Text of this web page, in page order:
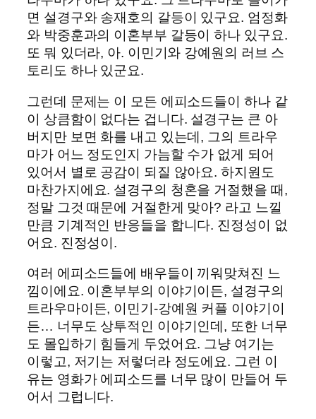
면 설경구와 송재호의 갈등이 있구요. 엄정화
와 박중훈과의 이혼부부 갈등이 하나 있구요.
또 뭐 있더라, 아. 이민기와 강예원의 러브 스
토리도 하나 있군요.
그런데 문제는 이 모든 에피소드들이 하나 같
이 상큼함이 없다는 겁니다. 설경구는 큰 아
버지만 보면 화를 내고 있는데, 그의 트라우
마가 어느 정도인지 가늠할 수가 없게 되어
있어서 별로 공감이 되질 않아요. 하지원도
마찬가지에요. 설경구의 청혼을 거절했을 때,
정말 그것 때문에 거절한게 맞아? 라고 느낄
만큼 기계적인 반응들을 합니다. 진정성이 없
어요. 진정성이.
여러 에피소드들에 배우들이 끼워맞쳐진 느
낌이에요. 이혼부부의 이야기이든, 설경구의
트라우마이든, 이민기-강예원 커플 이야기이
든… 너무도 상투적인 이야기인데, 또한 너무
도 몰입하기 힘들게 두었어요. 그냥 여기는
이렇고, 저기는 저렇더라 정도에요. 그런 이
유는 영화가 에피소드를 너무 많이 만들어 두
어서 그럽니다.